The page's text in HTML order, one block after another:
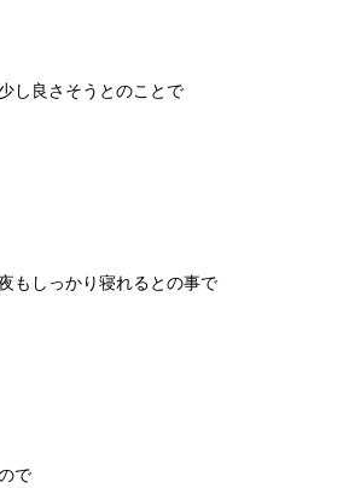
し良さそうとのことで
もしっかり寝れるとの事で
で